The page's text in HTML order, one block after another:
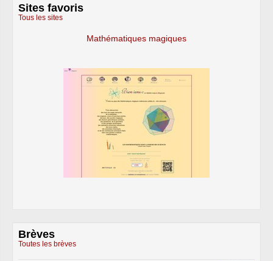
Sites favoris
Tous les sites
Mathématiques magiques
Brèves
Toutes les brèves